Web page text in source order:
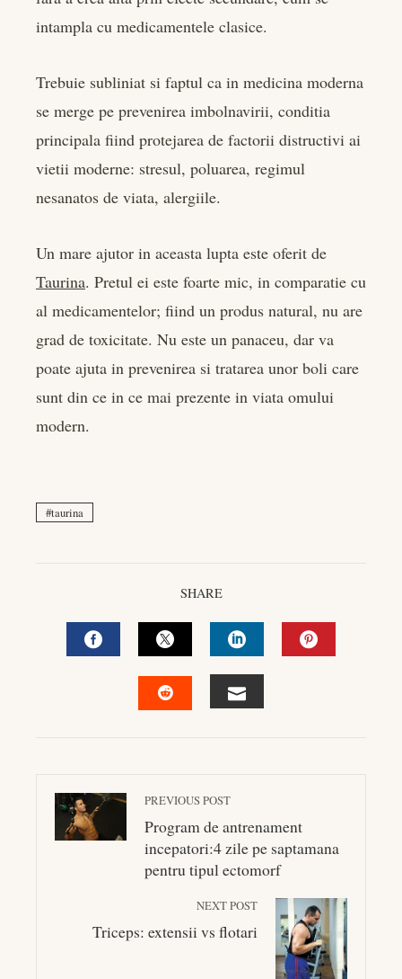
intampla cu medicamentele clasice.
Trebuie subliniat si faptul ca in medicina moderna
se merge pe prevenirea imbolnavirii, conditia
principala fiind protejarea de factorii distructivi ai
vietii moderne: stresul, poluarea, regimul
nesanatos de viata, alergiile.
Un mare ajutor in aceasta lupta este oferit de
Taurina. Pretul ei este foarte mic, in comparatie cu
al medicamentelor; fiind un produs natural, nu are
grad de toxicitate. Nu este un panaceu, dar va
poate ajuta in prevenirea si tratarea unor boli care
sunt din ce in ce mai prezente in viata omului
modern.
taurina
SHARE
FACEBOOKTWITTERLINKEDIN
PREVIOUS POST
Program de antrenament
incepatori:4 zile pe saptamana
pentru tipul ectomorf
NEXT POST
Triceps: extensii vs flotari